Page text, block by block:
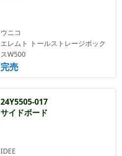
ウニコ
エレムト トールストレージボック
スW500
完売
24Y5505-017
サイドボード
IDEE